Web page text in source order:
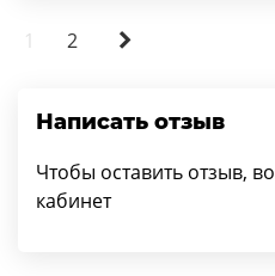
1 2
Написать отзыв
Чтобы оставить отзыв,
кабинет